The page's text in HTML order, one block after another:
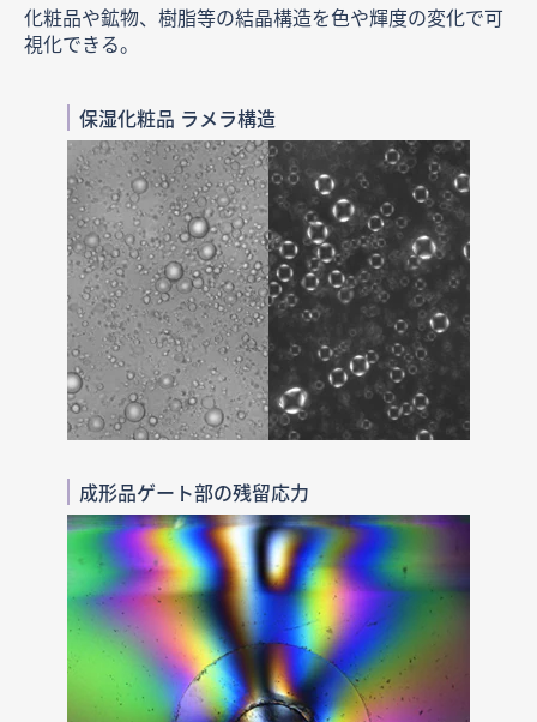
化粧品や鉱物、樹脂等の結晶構造を色や輝度の変化で可
視化できる。
保湿化粧品 ラメラ構造
成形品ゲート部の残留応力